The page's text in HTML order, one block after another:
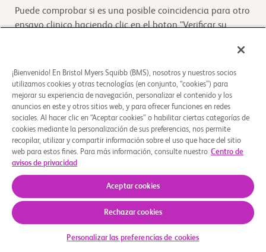
Puede comprobar si es una posible coincidencia para otro
ensayo clinico haciendo clic en el boton "Verificar su
Verifique su elegibilidad
Descripción general
El propósito de este estudio es determinar la absorción, el
metabolismo y la excreción, y evaluar la seguridad y
Quiénes somos Aviso legal Política de privacidad
© 2026 Bristol-Myers Squibb Company
¡Bienvenido! En Bristol Myers Squibb (BMS), nosotros y nuestros socios
utilizamos cookies y otras tecnologías (en conjunto, “cookies”) para
mejorar su experiencia de navegación, personalizar el contenido y los
anuncios en este y otros sitios web, y para ofrecer funciones en redes
sociales. Al hacer clic en “Aceptar cookies” o habilitar ciertas categorías de
cookies mediante la personalización de sus preferencias, nos permite
recopilar, utilizar y compartir información sobre el uso que hace del sitio
web para estos fines. Para más información, consulte nuestro Centro de
avisos de privacidad
Aceptar cookies
Rechazar cookies
Personalizar las preferencias de cookies